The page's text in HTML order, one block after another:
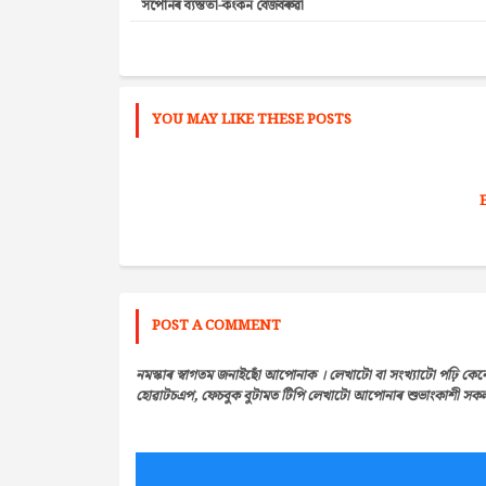
সপোনৰ ব্যস্ততা-কংকন বেজবৰুৱা
YOU MAY LIKE THESE POSTS
POST A COMMENT
নমস্কাৰ স্বাগতম জনাইছোঁ আপোনাক । লেখাটো বা সংখ্যাটো পঢ়ি
হোৱাটচএপ, ফেচবুক বুটামত টিপি লেখাটো আপোনাৰ শুভাংকাশী